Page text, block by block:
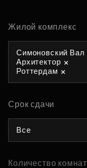
Жилой комплекс
Симоновский Вал
Архитектор
Роттердам
Срок сдачи
Все
Количество комнат